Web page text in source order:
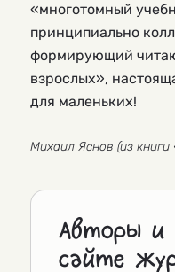
«многотомный
принципиально
формирующий
взрослых»,
для маленьких!
Михаил Яснов (из
Авторы и
сайте